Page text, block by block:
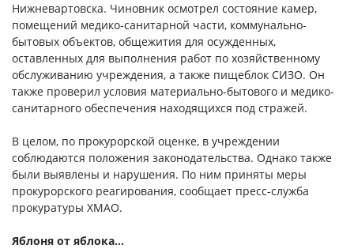
Нижневартовска. Чиновник осмотрел состояние камер,
помещений медико-санитарной части, коммунально-
бытовых объектов, общежития для осужденных,
оставленных для выполнения работ по хозяйственному
обслуживанию учреждения, а также пищеблок СИЗО. Он
также проверил условия материально-бытового и медико-
санитарного обеспечения находящихся под стражей.
В целом, по прокурорской оценке, в учреждении
соблюдаются положения законодательства. Однако также
были выявлены и нарушения. По ним приняты меры
прокурорского реагирования, сообщает пресс-служба
прокуратуры ХМАО.
Яблоня от яблока…